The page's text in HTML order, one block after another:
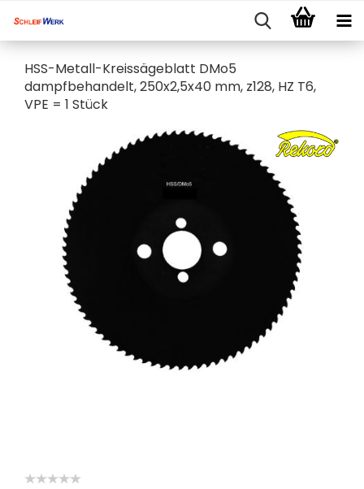
HSS-Metall-Kreissägeblatt DMo5
dampfbehandelt, 250x2,5x40 mm, z128, HZ T6,
VPE = 1 Stück